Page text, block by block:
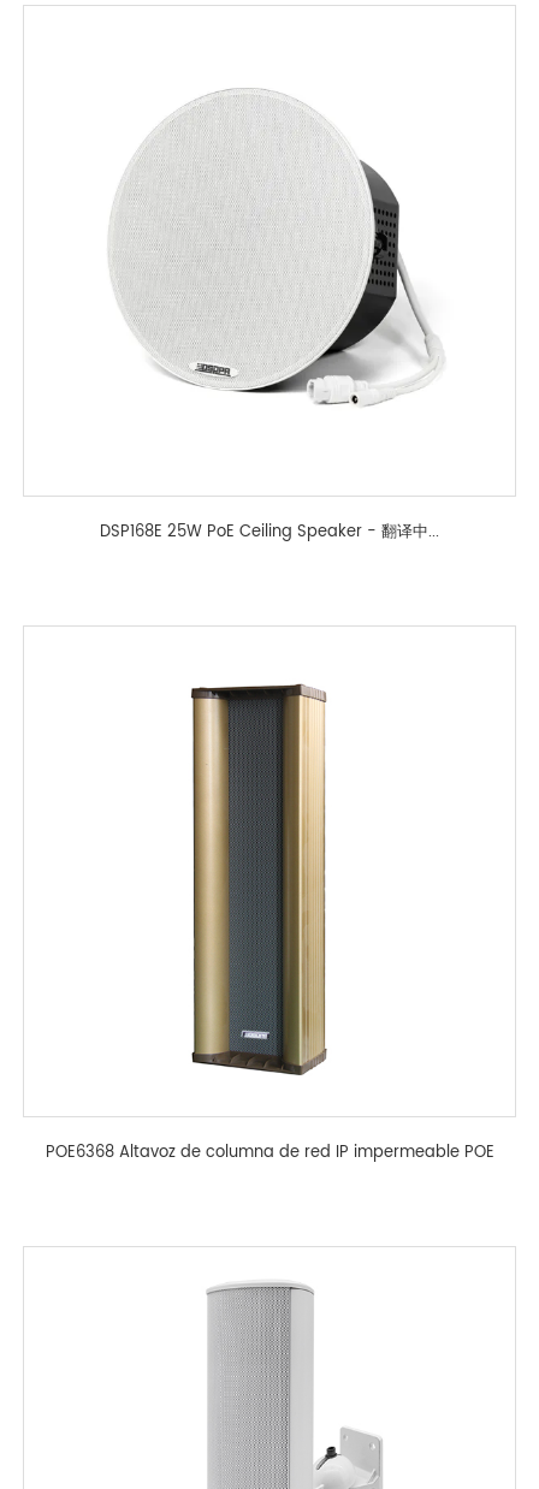
DSP168E 25W PoE Ceiling Speaker - 翻译中...
POE6368 Altavoz de columna de red IP impermeable POE